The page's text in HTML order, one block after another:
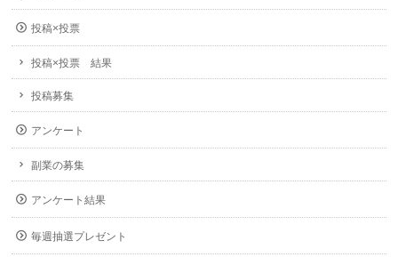
投稿×投票
投稿×投票 結果
投稿募集
アンケート
副業の募集
アンケート結果
毎週抽選プレゼント